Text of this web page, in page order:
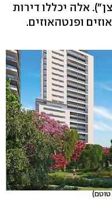
אלה יכללו דירות
טוטם)